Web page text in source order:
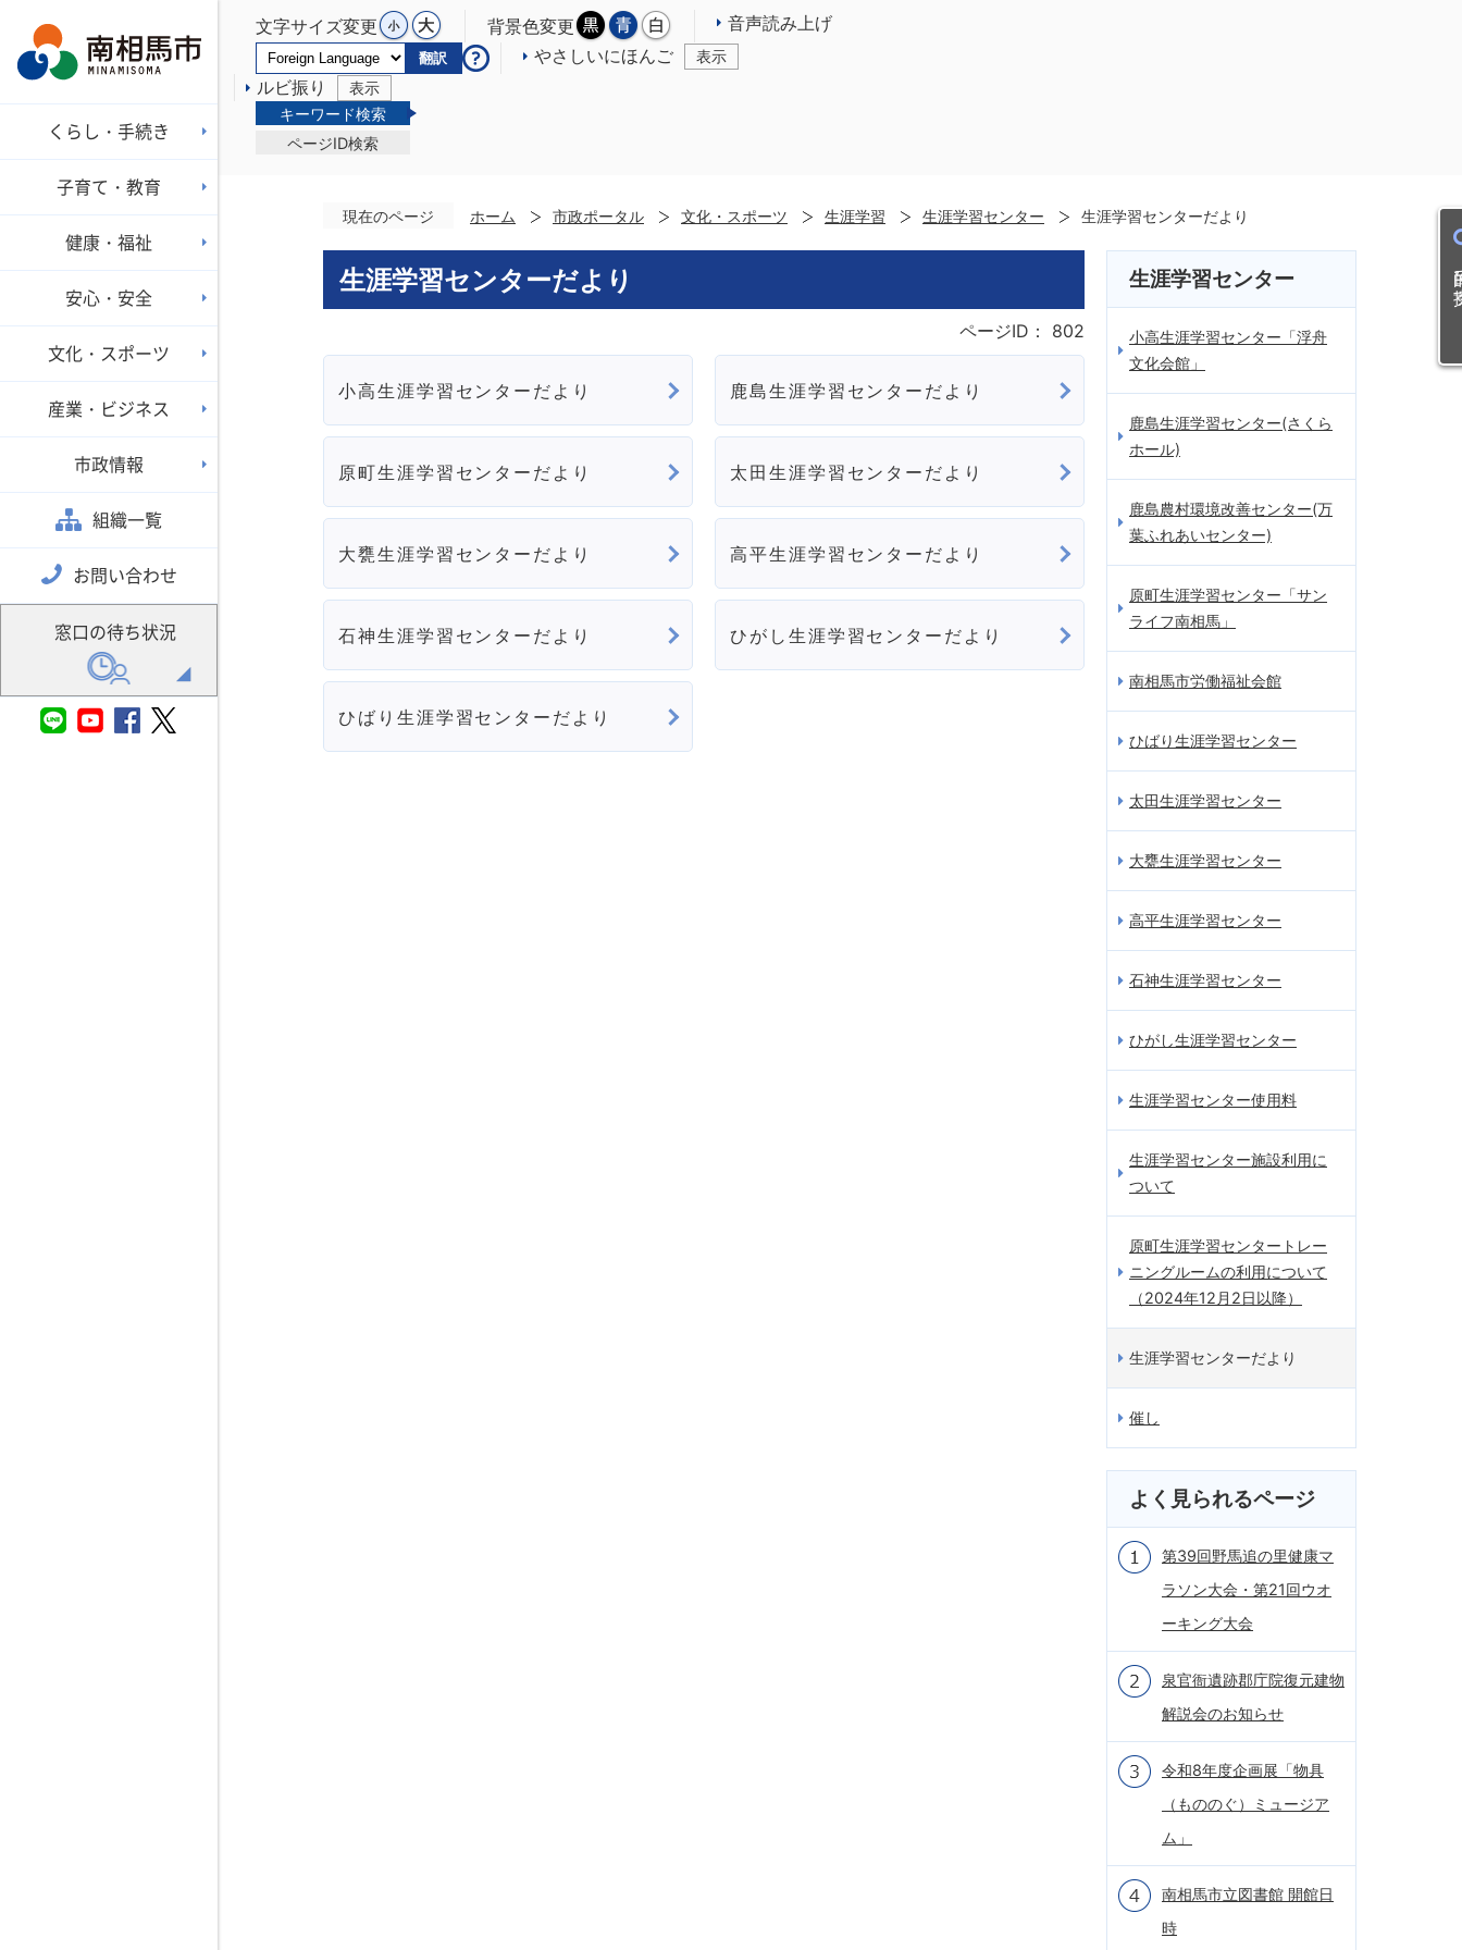
文字サイズ変更 背景色変更 音声読み上げ
翻訳 やさしいにほんご 表示
ルビ振り
表示
キーワード検索
ページID検索
くらし・手続き
子育て・教育
健康・福祉
安心・安全
文化・スポーツ
産業・ビジネス
市政情報
組織一覧
お問い合わせ
窓口の待ち状況
目
現在のページ ホーム 市政ポータル 文化・スポーツ 生涯学習 生涯学習センター 生涯学習センターだより
生涯学習センターだより
ページID： 802
小高生涯学習センターだより 鹿島生涯学習センターだより
原町生涯学習センターだより 太田生涯学習センターだより
大甕生涯学習センターだより 高平生涯学習センターだより
石神生涯学習センターだより ひがし生涯学習センターだより
ひばり生涯学習センターだより
生涯学習センター
小高生涯学習センター「浮舟
文化会館」
鹿島生涯学習センター(さくら
ホール)
鹿島農村環境改善センター(万
葉ふれあいセンター)
原町生涯学習センター「サン
ライフ南相馬」
南相馬市労働福祉会館
ひばり生涯学習センター
太田生涯学習センター
大甕生涯学習センター
高平生涯学習センター
石神生涯学習センター
ひがし生涯学習センター
生涯学習センター使用料
生涯学習センター施設利用に
ついて
原町生涯学習センタートレー
ニングルームの利用について
（2024年12月2日以降）
生涯学習センターだより
催し
よく見られるページ
第39回野馬追の里健康マ
ラソン大会・第21回ウオ
ーキング大会
泉官衙遺跡郡庁院復元建物
解説会のお知らせ
令和8年度企画展「物具
（もののぐ）ミュージア
ム」
南相馬市立図書館 開館日
時